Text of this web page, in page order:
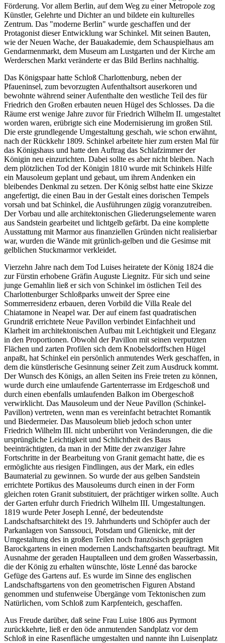
Förderung. Vor allem Berlin, auf dem Weg zu einer Metropole zog
Künstler, Gelehrte und Dichter an und bildete ein kulturelles
Zentrum. Das "moderne Berlin" wurde geschaffen und der
Protagonist dieser Entwicklung war Schinkel. Mit seinen Bauten,
wie der Neuen Wache, der Bauakademie, dem Schauspielhaus am
Gendarmenmarkt, dem Museum am Lustgarten und der Kirche am
Werderschen Markt veränderte er das Bild Berlins nachhaltig.
Das Königspaar hatte Schloß Charlottenburg, neben der
Pfaueninsel, zum bevorzugten Aufenthaltsort auserkoren und
bewohnte während seiner Aufenthalte den westliche Teil des für
Friedrich den Großen erbauten neuen Hügel des Schlosses. Da die
Räume erst wenige Jahre zuvor für Friedrich Wilhelm II. umgestaltet
worden waren, erübrigte sich eine Modernisierung im großen Stil.
Die erste grundlegende Umgestaltung geschah, wie schon erwähnt,
nach der Rückkehr 1809. Schinkel arbeitete hier zum ersten Mal für
das Königshaus und hatte den Auftrag das Schlafzimmer der
Königin neu einzurichten. Dabei sollte es aber nicht bleiben. Nach
dem plötzlichen Tod der Königin 1810 wurde mit Schinkels Hilfe
ein Mausoleum geplant und gebaut, um ihrem Andenken ein
bleibendes Denkmal zu setzen. Der König selbst hatte eine Skizze
angefertigt, die einen Bau in der Gestalt eines dorischen Tempels
vorsah und bat Schinkel, die Ausführungen zügig voranzutreiben.
Der Vorbau und alle architektonischen Gliederungselemente waren
aus Sandstein gearbeitet und lichtgelb gefärbt. Da eine komplette
Ausstattung mit Marmor aus finanziellen Gründen nicht realisierbar
war, wurden die Wände mit grünlich-gelben und die Gesimse mit
gelblichen Stuckmarmor verkleidet.
Vierzehn Jahre nach dem Tod Luises heiratete der König 1824 die
zur Fürstin erhobene Gräfin Auguste Liegnitz. Für sich und seine
junge Gemahlin ließ er sich von Schinkel im östlichen Teil des
Charlottenburger Schloßparks unweit der Spree eine
Sommerresidenz erbauen, deren Vorbild die Villa Reale del
Chiatamone in Neapel war. Der auf einem fast quadratischen
Grundriß errichtete Neue Pavillon verbindet Einfachheit und
Klarheit im architektonischen Aufbau mit Leichtigkeit und Eleganz
in den Proportionen. Obwohl der Pavillon mit seinen verputzten
Flächen und zarten Profilen sich dem Knobelsdorffschen Hügel
anpaßt, hat Schinkel ein persönlich anmutendes Werk geschaffen, in
dem die künstlerische Gesinnung seiner Zeit zum Ausdruck kommt.
Der Wunsch des Königs, an allen Seiten ins Freie treten zu können,
wurde durch eine umlaufende Gartenterrasse im Erdgeschoß und
durch einen ebenfalls umlaufenden Balkon im Obergeschoß
verwirklicht. Das Mausoleum und der Neue Pavillon (Schinkel-
Pavillon) vertreten, wenn man es vereinfacht betrachtet Romantik
und Biedermeier. Das Mausoleum blieb jedoch schon unter
Friedrich Wilhelm III. nicht unberührt von Veränderungen, die die
ursprüngliche Leichtigkeit und Schlichtheit des Baus
beeinträchtigten, da man in der Mitte der zwanziger Jahre
Fortschritte in der Bearbeitung von Granit gemacht hatte, die es
ermöglichte aus riesigen Findlingen, aus der Mark, ein edles
Baumaterial zu gewinnen. So wurde der aus gelben Sandstein
errichtete Portikus des Mausoleums durch einen in der Form
gleichen roten Granit substituiert, der prächtiger wirken sollte. Auch
der Garten erfuhr durch Friedrich Wilhelm III. Umgestaltungen.
1819 wurde Peter Joseph Lenné, der bedeutendste
Landschaftsarchitekt des 19. Jahrhunderts und Schöpfer auch der
Parkanlagen von Sanssouci, Potsdam und Glienicke, mit der
Umgestaltung des in großen Teilen noch französisch geprägten
Barockgartens in einen modernen Landschaftsgarten beauftragt. Mit
Ausnahme der geraden Hauptalleen und dem großen Wasserbassin,
die der König zu erhalten wünschte, löste Lenné das barocke
Gefüge des Gartens auf. Es wurde im Sinne des englischen
Landschaftsgartens von den geometrischen Figuren Abstand
genommen und stufenweise Übergänge vom Tektonischen zum
Natürlichen, vom Schloß zum Karpfenteich, geschaffen.
Aus Freude darüber, daß seine Frau Luise 1806 aus Pyrmont
zurückkehrte, ließ er den öde anmutenden Sandplatz vor dem
Schloß in eine Rasenfläche umgestalten und nannte ihn Luisenplatz